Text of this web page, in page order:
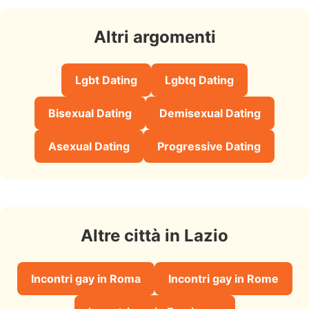
Altri argomenti
Lgbt Dating Lgbtq Dating
Bisexual Dating Demisexual Dating
Asexual Dating Progressive Dating
Altre città in Lazio
Incontri gay in Roma Incontri gay in Rome